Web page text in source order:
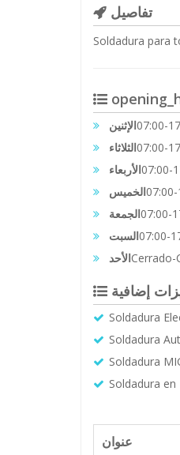
تفاصيل
Soldadura para
الإثنين07:00-
الثلاثاء07:00-
الأربعاء07:00-
الخميس
الجمعة07:00-
السبت07:00-
الأحدCerrado-
إضافية
Soldadura
Soldadura
Soldadura
Soldadura en
عنوان